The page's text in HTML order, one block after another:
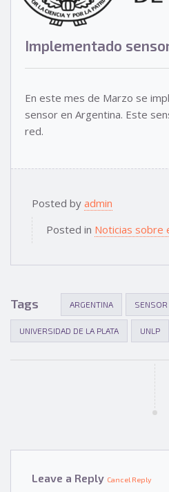
Implementado
En este mes de Marzo se
sensor en Argentina. Este
red.
Posted by admin
Posted in Noticias sobre
Tags ARGENTINA
UNIVERSIDAD DE LA PLATA UNLP
Leave a Reply Cancel Reply